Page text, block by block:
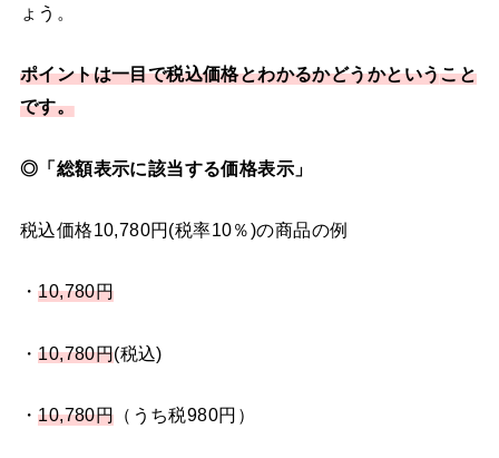
ょう。
ポイントは一目で税込価格とわかるかどうかということ
です。
◎「総額表示に該当する価格表示」
税込価格10,780円(税率10％)の商品の例
・10,780円
・10,780円(税込)
・10,780円 （うち税980円）